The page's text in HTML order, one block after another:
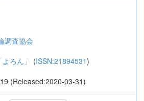
調査協会
ろん」
(ISSN:21894531)
(Released:2020-03-31)